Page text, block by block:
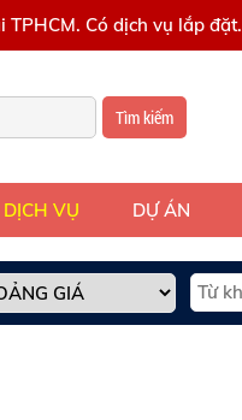
Có dịch vụ lắp đặt.
Tìm kiếm
DỊCH VỤ DỰ ÁN